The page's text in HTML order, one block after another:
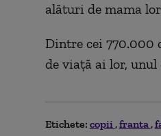
alături de mama
Dintre cei 770.000
de viaţă ai lor,
Etichete: copii franta